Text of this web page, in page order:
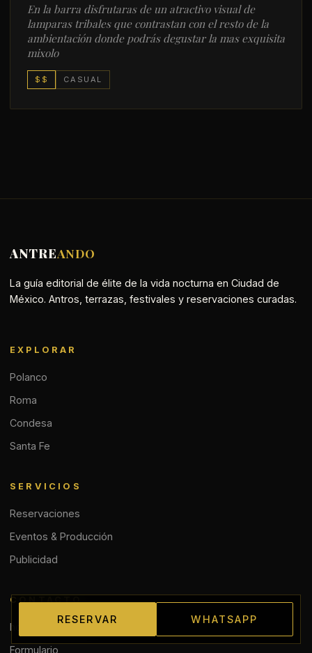
En la barra disfrutaras de un atractivo visual de
lamparas tribales que contrastan con el resto de la
ambientación donde podrás degustar la mas exquisita
mixolo
$$ CASUAL
RESERVAR WHATSAPP
ANTREANDO
La guía editorial de élite de la vida nocturna en Ciudad de
México. Antros, terrazas, festivales y reservaciones curadas.
EXPLORAR
Polanco
Roma
Condesa
Santa Fe
SERVICIOS
Reservaciones
Eventos & Producción
Publicidad
CONTACTO
hola@antreando.mx
Formulario